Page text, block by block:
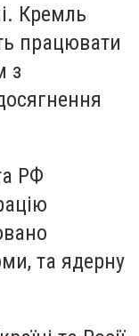
Кремль
працювати
з
РФ
та ядерну